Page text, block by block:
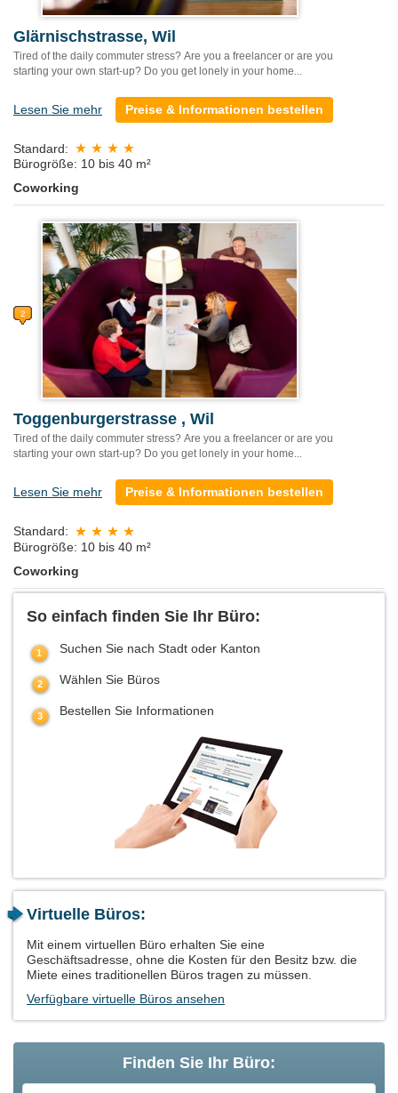
Glärnischstrasse, Wil
Tired of the daily commuter stress? Are you a freelancer or are you
starting your own start-up? Do you get lonely in your home...
Lesen Sie mehr Preise & Informationen bestellen
Standard:
Bürogröße: 10 bis 40 m²
Coworking
Toggenburgerstrasse , Wil
Tired of the daily commuter stress? Are you a freelancer or are you
starting your own start-up? Do you get lonely in your home...
Lesen Sie mehr Preise & Informationen bestellen
Standard:
Bürogröße: 10 bis 40 m²
Coworking
So einfach finden Sie Ihr Büro:
Suchen Sie nach Stadt oder Kanton
Wählen Sie Büros
Bestellen Sie Informationen
Virtuelle Büros:
Mit einem virtuellen Büro erhalten Sie eine
Geschäftsadresse, ohne die Kosten für den Besitz bzw. die
Miete eines traditionellen Büros tragen zu müssen.
Verfügbare virtuelle Büros ansehen
Finden Sie Ihr Büro: